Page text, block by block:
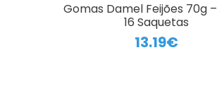
Gomas Damel Feijões 70g
16 Saquetas
13.19€